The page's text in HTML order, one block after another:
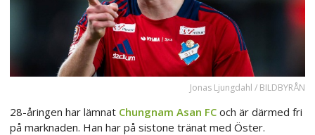
Jonas Ljungdahl / BILDBYRÅN
28-åringen har lämnat Chungnam Asan FC och är därmed fri
på marknaden. Han har på sistone tränat med Öster.